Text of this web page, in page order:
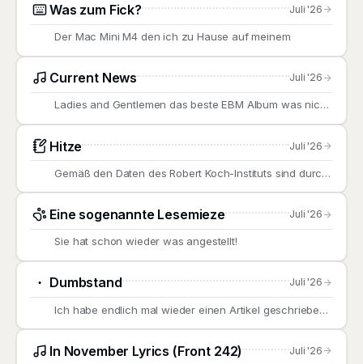
Was zum Fick? Juli '26
Der Mac Mini M4 den ich zu Hause auf meinem
Current News Juli '26
Ladies and Gentlemen das beste EBM Album was nicht
Hitze Juli '26
Gemäß den Daten des Robert Koch-Instituts sind durch
Eine sogenannte Lesemieze Juli '26
Sie hat schon wieder was angestellt!
Dumbstand Juli '26
Ich habe endlich mal wieder einen Artikel geschrieben.
In November Lyrics (Front 242) Juli '26